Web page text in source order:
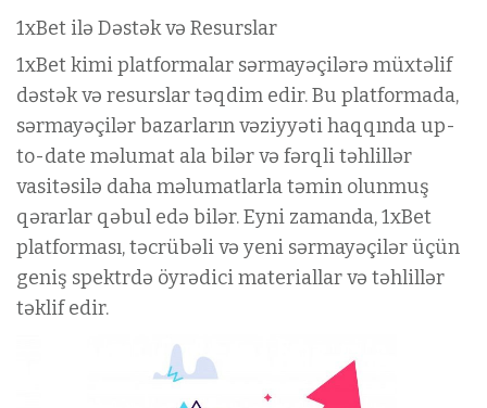
1xBet ilə Dəstək və Resurslar
1xBet kimi platformalar sərmayəçilərə müxtəlif
dəstək və resurslar təqdim edir. Bu platformada,
sərmayəçilər bazarların vəziyyəti haqqında up-
to-date məlumat ala bilər və fərqli təhlillər
vasitəsilə daha məlumatlarla təmin olunmuş
qərarlar qəbul edə bilər. Eyni zamanda, 1xBet
platforması, təcrübəli və yeni sərmayəçilər üçün
geniş spektrdə öyrədici materiallar və təhlillər
təklif edir.